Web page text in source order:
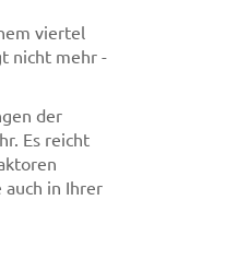
viertel
nicht mehr -
der
Es reicht
in Ihrer